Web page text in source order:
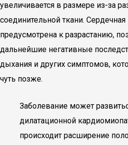
увеличивается в размере из-за
соединительной ткани.
предусмотрена к разрастанию,
дальнейшие негативные
дыхания и других симптомов,
чуть позже.
Заболевание может
дилатационной
происходит расширение